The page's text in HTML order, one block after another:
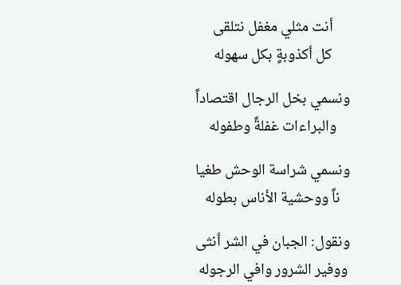
أنت مثلي مغفل نتلقى
كل أكذوبةٍ بكل سهوله
ونسمي بخل الرجال اقتصاداً
والبراءات غفلةً وطفوله
ونسمي شراسة الوحش طغيا
ناً ووحشية الأناس بطوله
ونقول: الجبان في الشر أنثى
ووفير الشرور وافي الرجوله